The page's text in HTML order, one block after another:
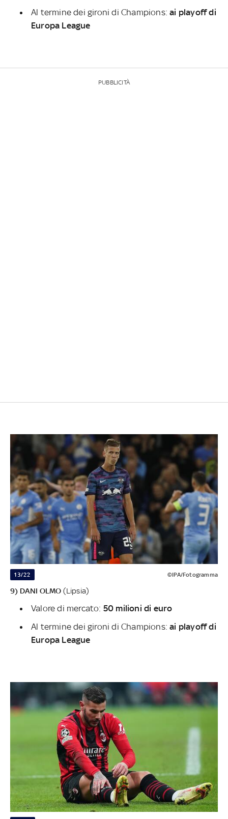
Al termine dei gironi di Champions:ai playoff di
Europa League
PUBBLICITÀ
13/22 ©IPA/Fotogramma
9) DANI OLMO (Lipsia)
Valore di mercato: 50 milioni di euro
Al termine dei gironi di Champions:ai playoff di
Europa League